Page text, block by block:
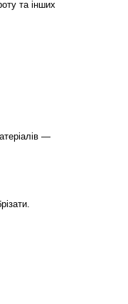
та інших
—